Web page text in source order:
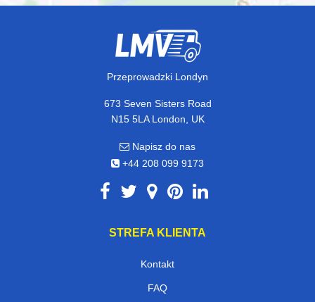
Przeprowadzki Londyn
673 Seven Sisters Road
N15 5LA London, UK
Napisz do nas
+44 208 099 9173
STREFA KLIENTA
Kontakt
FAQ